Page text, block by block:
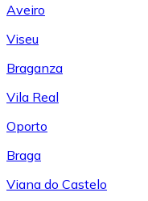
Aveiro
Viseu
Braganza
Vila Real
Oporto
Braga
Viana do Castelo